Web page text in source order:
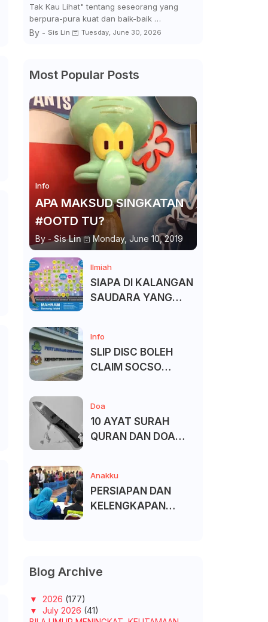
Tak Kau Lihat" tentang seseorang yang
berpura-pura kuat dan baik-baik …
By - Sis Lin Tuesday, June 30, 2026
Most Popular Posts
Info
APA MAKSUD SINGKATAN
#OOTD TU?
By - Sis Lin Monday, June 10, 2019
Ilmiah
SIAPA DI KALANGAN
SAUDARA YANG
Info
SLIP DISC BOLEH
CLAIM SOCSO
Doa
10 AYAT SURAH
QURAN DAN DOA
Anakku
PERSIAPAN DAN
KELENGKAPAN
Blog Archive
▼ 2026 (177)
▼ July 2026 (41)